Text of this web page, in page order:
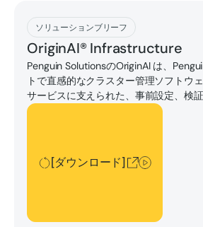
ソリューションブリーフ
OriginAI® Infrastructure
Penguin SolutionsのOriginAI は、
トで直感的なクラスター管理ソフトウ
サービスに支えられた、事前設定、検
みのAI ファクトリーインフラストラク
たは数万のGPUをスケーリングする場
ンフラストラクチャをシームレスに迅
[ダウンロード]
[ダウンロード]
[ダウンロード]